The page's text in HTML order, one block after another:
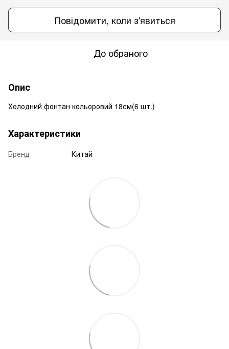
Повідомити, коли з'явиться
До обраного
Опис
Холодний фонтан кольоровий 18см(6 шт.)
Характеристики
Бренд Китай